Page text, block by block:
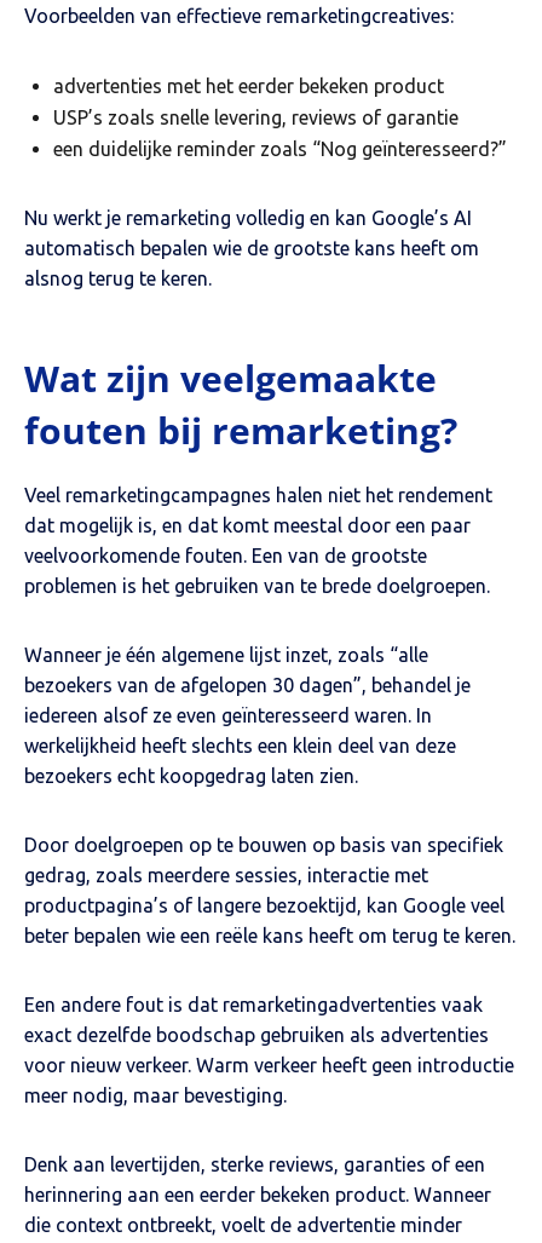
Voorbeelden van effectieve remarketingcreatives:
advertenties met het eerder bekeken product
USP’s zoals snelle levering, reviews of garantie
een duidelijke reminder zoals “Nog geïnteresseerd?”
Nu werkt je remarketing volledig en kan Google’s AI
automatisch bepalen wie de grootste kans heeft om
alsnog terug te keren.
Wat zijn veelgemaakte
fouten bij remarketing?
Veel remarketingcampagnes halen niet het rendement
dat mogelijk is, en dat komt meestal door een paar
veelvoorkomende fouten. Een van de grootste
problemen is het gebruiken van te brede doelgroepen.
Wanneer je één algemene lijst inzet, zoals “alle
bezoekers van de afgelopen 30 dagen”, behandel je
iedereen alsof ze even geïnteresseerd waren. In
werkelijkheid heeft slechts een klein deel van deze
bezoekers echt koopgedrag laten zien.
Door doelgroepen op te bouwen op basis van specifiek
gedrag, zoals meerdere sessies, interactie met
productpagina’s of langere bezoektijd, kan Google veel
beter bepalen wie een reële kans heeft om terug te keren.
Een andere fout is dat remarketingadvertenties vaak
exact dezelfde boodschap gebruiken als advertenties
voor nieuw verkeer. Warm verkeer heeft geen introductie
meer nodig, maar bevestiging.
Denk aan levertijden, sterke reviews, garanties of een
herinnering aan een eerder bekeken product. Wanneer
die context ontbreekt, voelt de advertentie minder